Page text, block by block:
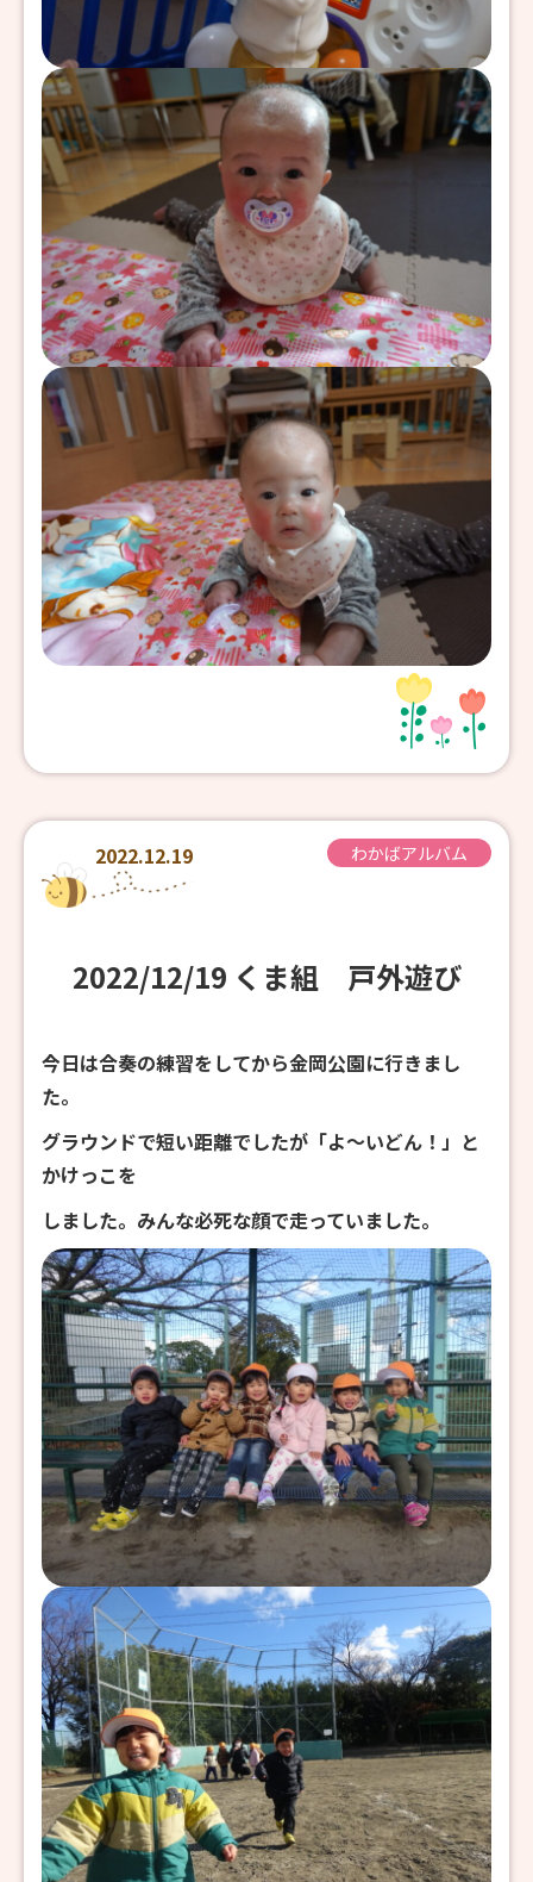
2022.12.19 わかばアルバム
2022/12/19 くま組 戸外遊び
今日は合奏の練習をしてから金岡公園に行きまし
た。
グラウンドで短い距離でしたが「よ～いどん！」と
かけっこを
しました。みんな必死な顔で走っていました。